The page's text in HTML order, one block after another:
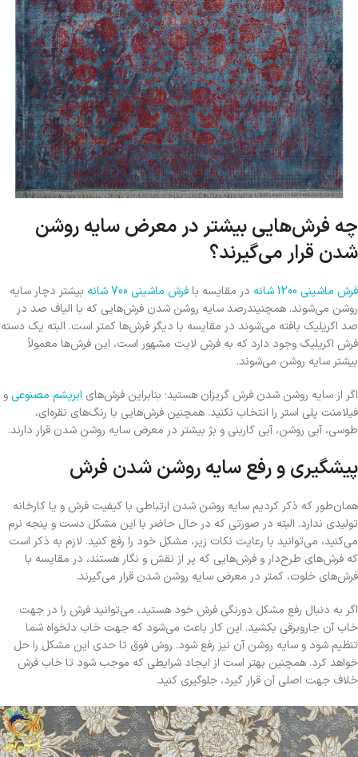
چه فرش‌هایی بیشتر در معرض سایه روشن
شدن قرار می‌گیرند؟
فرش‌ ماشینی 1200 شانه در مقایسه بافرش‌ ماشینی 700 شانه
بیشتر دچار سایه
روشن می‌شوند. همچنیندرصد سایه روشن شدن فرش‌هایی که با الیاف صد در
صد اکریلیک بافته می‌شوند در مقایسه با دیگر فرش‌ها کمتر است. البته یک دسته
فرش اکریلیک وجود دارد که به فرش‌ لایت مشهور است، این فرش‌ها معمولاً
بیشتر سایه روشن می‌شوند.
اگر از سایه روشن شدن فرش گریزان هستید؛ بنابراین فرش‌های ابریشم مصنوعی و
فیلامنت پلی استر را انتخاب نکنید. همچنین فرش‌هایی با رنگ‌های نقره‌ای،
طوسی، آبی روشن، آبی کاربنی و بژ بیشتر در معرض سایه روشن شدن قرار دارند.
پیشگیری و رفع سایه روشن شدن فرش
همان‌طور که ذکر کردیم سایه روشن شدن ارتباطی با کیفیت فرش و یا کارخانه
تولیدی ندارد. البته در صورتی که در حال حاضر با این مشکل دست و پنجه نرم
می‌کنید، می‌توانید با رعایت نکات زیر، مشکل خود را رفع کنید. لازم به ذکر است
که فرش‌های طرح‌دار و فرش‌هایی که پر از نقش و نگار هستند، در مقایسه با
فرش‌های خلوت، کمتر در معرض سایه روشن شدن قرار می‌گیرند.
اگر به دنبال رفع مشکل دورنگی فرش خود هستید، می‌توانید فرش را در جهت
خاب آن جاروبرقی بکشید. این کار باعث می‌شود که جهت خاب دلخواه شما
تنظیم شود و سایه روشن آن نیز رفع شود. روش فوق تا حدی این مشکل را حل
خواهد کرد. همچنین بهتر است از ایجاد شرایطی که موجب شود تا خاب فرش
خلاف جهت اصلی آن قرار گیرد، جلوگیری کنید.